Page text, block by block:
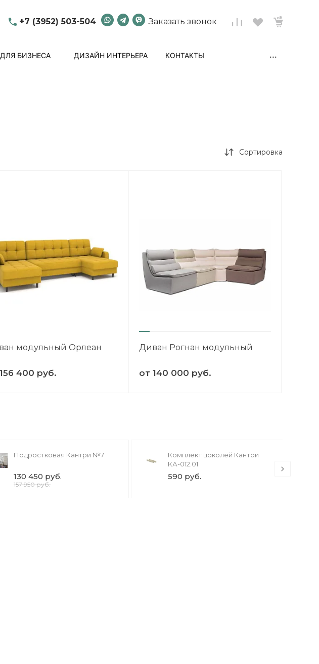
+7 (3952) 503-504 Заказать звонок
БИЗНЕСА ДИЗАЙН ИНТЕРЬЕРА КОНТАКТЫ ...
Сортировка
модульный Орлеан
156 400 руб.
Диван Рогнан модульный
от 140 000 руб.
Подростковая Кантри №7
130 450 руб.
157 950 руб.
Комплект цоколей Кантри
КА-012.01
590 руб.